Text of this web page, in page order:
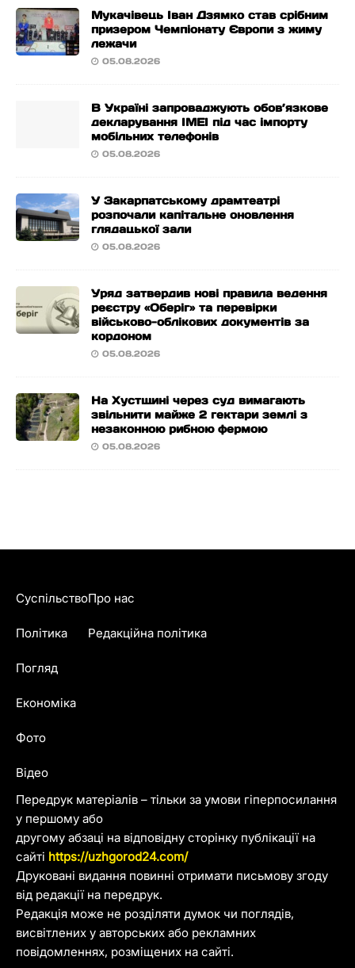
Мукачівець Іван Дзямко став срібним
призером Чемпіонату Європи з жиму
лежачи
05.08.2026
В Україні запроваджують обов’язкове
декларування IMEI під час імпорту
мобільних телефонів
05.08.2026
У Закарпатському драмтеатрі
розпочали капітальне оновлення
глядацької зали
05.08.2026
Уряд затвердив нові правила ведення
реєстру «Оберіг» та перевірки
військово-облікових документів за
кордоном
05.08.2026
На Хустщині через суд вимагають
звільнити майже 2 гектари землі з
незаконною рибною фермою
05.08.2026
Передрук матеріалів – тільки за умови гіперпосилання
у першому або
другому абзаці на відповідну сторінку публікації на
сайті https://uzhgorod24.com/
Друковані видання повинні отримати письмову згоду
від редакції на передрук.
Редакція може не розділяти думок чи поглядів,
висвітлених у авторських або рекламних
повідомленнях, розміщених на сайті.
Суспільство
Політика
Погляд
Економіка
Фото
Відео
Про нас
Редакційна політика